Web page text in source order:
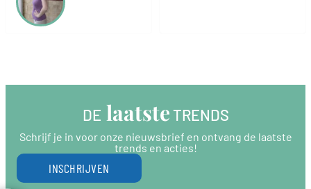
DE laatste TRENDS
Schrijf je in voor onze nieuwsbrief en ontvang de laatste
trends en acties!
INSCHRIJVEN